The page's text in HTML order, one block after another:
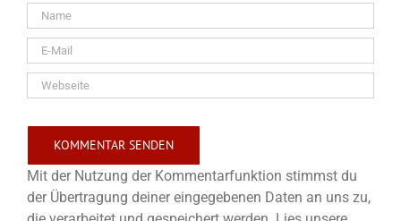
Mit der Nutzung der Kommentarfunktion stimmst du
der Übertragung deiner eingegebenen Daten an uns zu,